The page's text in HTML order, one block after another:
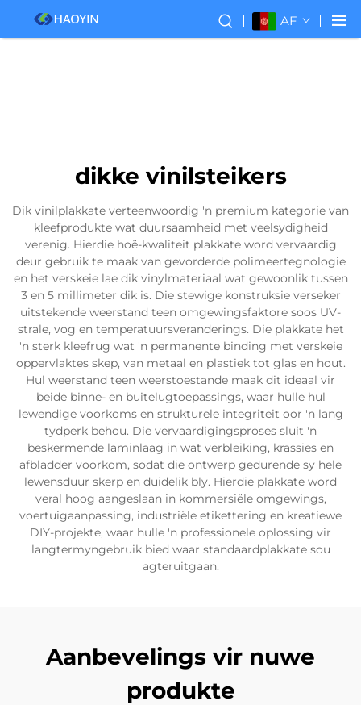
AF
dikke vinilsteikers
Dik vinilplakkate verteenwoordig 'n premium kategorie van
kleefprodukte wat duursaamheid met veelsydigheid
verenig. Hierdie hoë-kwaliteit plakkate word vervaardig
deur gebruik te maak van gevorderde polimeertegnologie
en het verskeie lae dik vinylmateriaal wat gewoonlik tussen
3 en 5 millimeter dik is. Die stewige konstruksie verseker
uitstekende weerstand teen omgewingsfaktore soos UV-
strale, vog en temperatuursveranderings. Die plakkate het
'n sterk kleefrug wat 'n permanente binding met verskeie
oppervlaktes skep, van metaal en plastiek tot glas en hout.
Hul weerstand teen weerstoestande maak dit ideaal vir
beide binne- en buitelugtoepassings, waar hulle hul
lewendige voorkoms en strukturele integriteit oor 'n lang
tydperk behou. Die vervaardigingsproses sluit 'n
beskermende laminlaag in wat verbleiking, krassies en
afbladder voorkom, sodat die ontwerp gedurende sy hele
lewensduur skerp en duidelik bly. Hierdie plakkate word
veral hoog aangeslaan in kommersiële omgewings,
voertuigaanpassing, industriële etikettering en kreatiewe
DIY-projekte, waar hulle 'n professionele oplossing vir
langtermyngebruik bied waar standaardplakkate sou
agteruitgaan.
Aanbevelings vir nuwe
produkte